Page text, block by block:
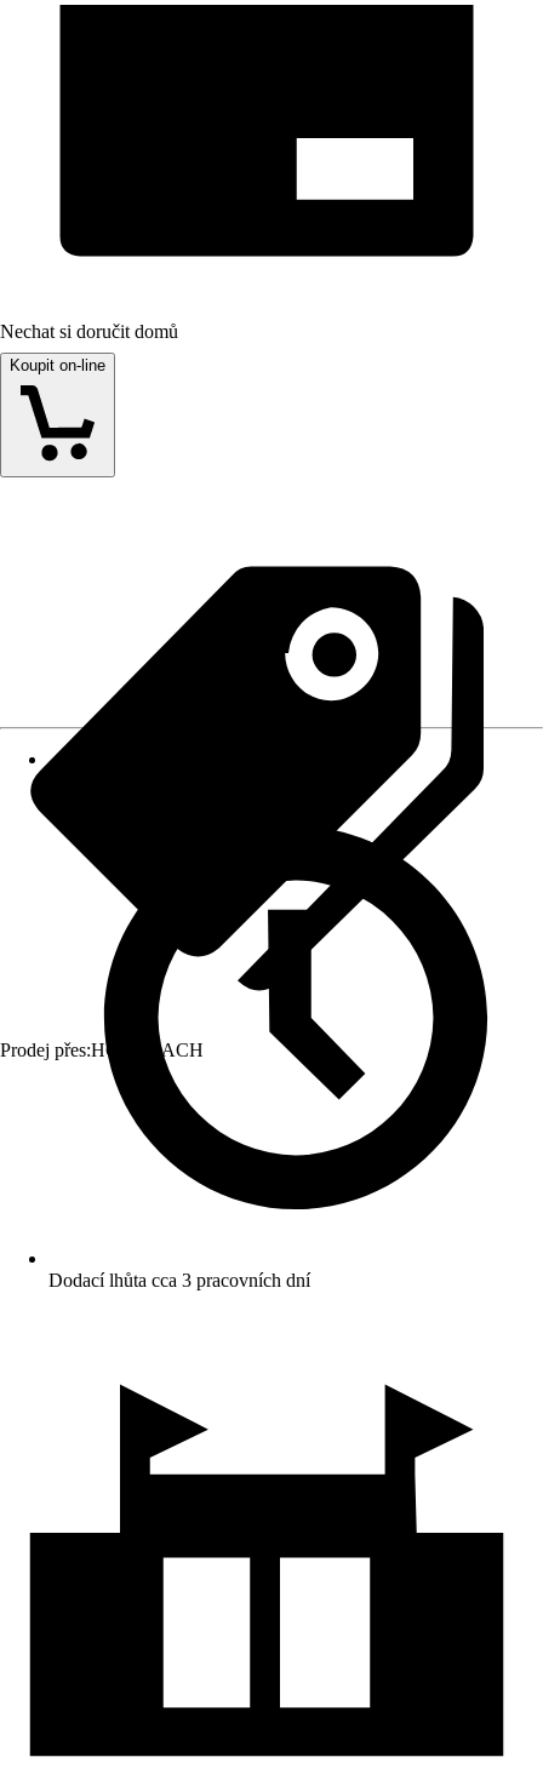
Nechat si doručit domů
Koupit on-line
Prodej přes:HORNBACH
Dodací lhůta cca 3 pracovních dní